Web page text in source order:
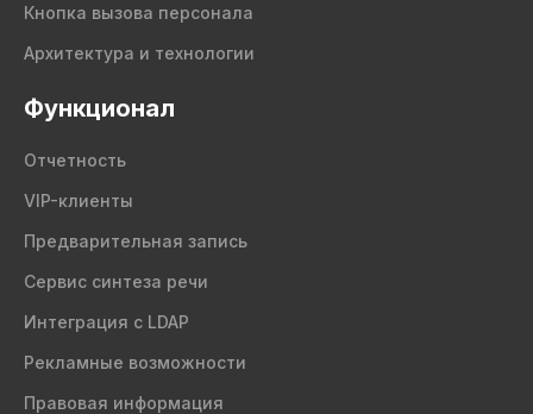
Кнопка вызова персонала
Архитектура и технологии
Функционал
Отчетность
VIP-клиенты
Предварительная запись
Сервис синтеза речи
Интеграция с LDAP
Рекламные возможности
Правовая информация